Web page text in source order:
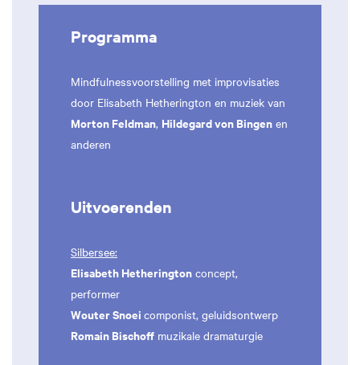
Programma
Mindfulnessvoorstelling met improvisaties
door Elisabeth Hetherington en muziek van
Morton Feldman, Hildegard von Bingen en
anderen
Uitvoerenden
Silbersee:
Elisabeth Hetherington concept,
performer
Wouter Snoei componist, geluidsontwerp
Romain Bischoff muzikale dramaturgie